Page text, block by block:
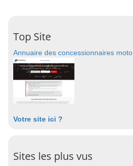
Top Site
Annuaire des concessionnaires moto
Votre site ici ?
Sites les plus vus